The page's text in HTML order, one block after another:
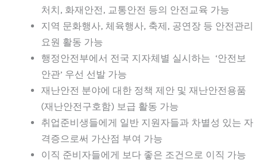
처치, 화재안전, 교통안전 등의 안전교육 가능
지역 문화행사, 체육행사, 축제, 공연장 등 안전관리
요원 활동 가능
행정안전부에서 전국 지자체별 실시하는 ‘안전보
안관’ 우선 선발 가능
재난안전 분야에 대한 정책 제안 및 재난안전용품
(재난안전구호함) 보급 활동 가능
취업준비생들에게 일반 지원자들과 차별성 있는 자
격증으로써 가산점 부여 가능
이직 준비자들에게 보다 좋은 조건으로 이직 가능